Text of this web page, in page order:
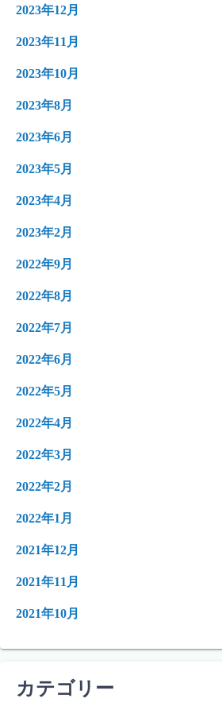
2023年12月
2023年11月
2023年10月
2023年8月
2023年6月
2023年5月
2023年4月
2023年2月
2022年9月
2022年8月
2022年7月
2022年6月
2022年5月
2022年4月
2022年3月
2022年2月
2022年1月
2021年12月
2021年11月
2021年10月
カテゴリー